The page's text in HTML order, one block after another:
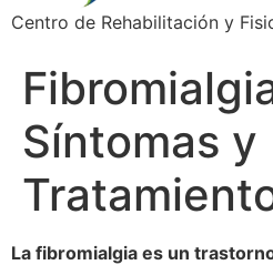
Centro de Rehabilitación y
Síntomas y
La fibromialgia es un